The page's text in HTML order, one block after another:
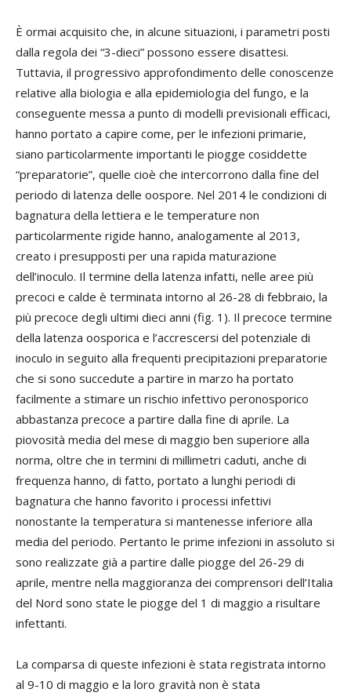
È ormai acquisito che, in alcune situazioni, i parametri posti
dalla regola dei “3-dieci” possono essere disattesi.
Tuttavia, il progressivo approfondimento delle conoscenze
relative alla biologia e alla epidemiologia del fungo, e la
conseguente messa a punto di modelli previsionali efficaci,
hanno portato a capire come, per le infezioni primarie,
siano particolarmente importanti le piogge cosiddette
“preparatorie”, quelle cioè che intercorrono dalla fine del
periodo di latenza delle oospore. Nel 2014 le condizioni di
bagnatura della lettiera e le temperature non
particolarmente rigide hanno, analogamente al 2013,
creato i presupposti per una rapida maturazione
dell’inoculo. Il termine della latenza infatti, nelle aree più
precoci e calde è terminata intorno al 26-28 di febbraio, la
più precoce degli ultimi dieci anni (fig. 1). Il precoce termine
della latenza oosporica e l’accrescersi del potenziale di
inoculo in seguito alla frequenti precipitazioni preparatorie
che si sono succedute a partire in marzo ha portato
facilmente a stimare un rischio infettivo peronosporico
abbastanza precoce a partire dalla fine di aprile. La
piovosità media del mese di maggio ben superiore alla
norma, oltre che in termini di millimetri caduti, anche di
frequenza hanno, di fatto, portato a lunghi periodi di
bagnatura che hanno favorito i processi infettivi
nonostante la temperatura si mantenesse inferiore alla
media del periodo. Pertanto le prime infezioni in assoluto si
sono realizzate già a partire dalle piogge del 26-29 di
aprile, mentre nella maggioranza dei comprensori dell’Italia
del Nord sono state le piogge del 1 di maggio a risultare
infettanti.
La comparsa di queste infezioni è stata registrata intorno
al 9-10 di maggio e la loro gravità non è stata